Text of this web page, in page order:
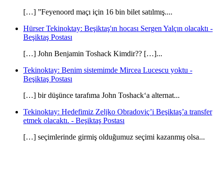
[…] ”Feyenoord maçı için 16 bin bilet satılmış....
Hürser Tekinoktay: Beşiktaş'ın hocası Sergen Yalçın olacaktı -
Beşiktaş Postası
[…] John Benjamin Toshack Kimdir?? […]...
Tekinoktay: Benim sistemimde Mircea Lucescu yoktu -
Beşiktaş Postası
[…] bir düşünce tarafıma John Toshack‘a alternat...
Tekinoktay: Hedefimiz Zeljko Obradoviç’i Beşiktaş’a transfer
etmek olacaktı. - Beşiktaş Postası
[…] seçimlerinde girmiş olduğumuz seçimi kazanmış olsa...